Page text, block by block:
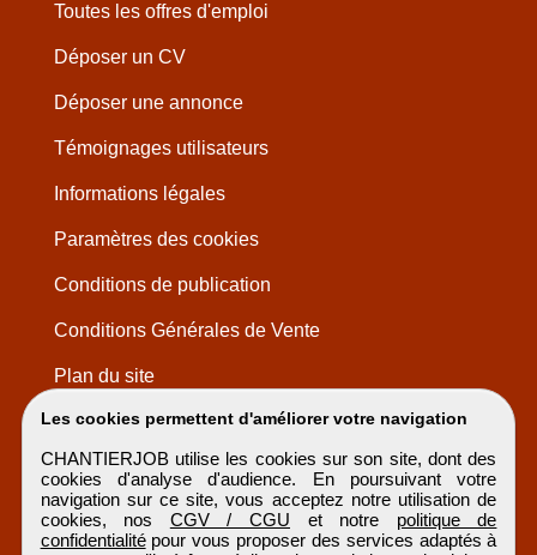
Les cookies permettent d'améliorer votre navigation
CHANTIERJOB utilise les cookies sur son site, dont des
cookies d'analyse d'audience. En poursuivant votre
navigation sur ce site, vous acceptez notre utilisation de
cookies, nos CGV / CGU et notre politique de
confidentialitépour vous proposer des services adaptés à
Toutes les offres d'emploi
Déposer un CV
Déposer une annonce
Témoignages utilisateurs
Informations légales
Paramètres des cookies
Conditions de publication
Conditions Générales de Vente
Plan du site